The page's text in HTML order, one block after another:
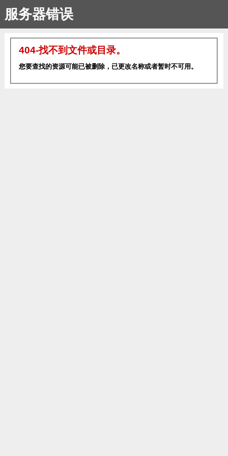
服务器错误
404-找不到文件或目录。
您要查找的资源可能已被删除，已更改名称或者暂时不可用。